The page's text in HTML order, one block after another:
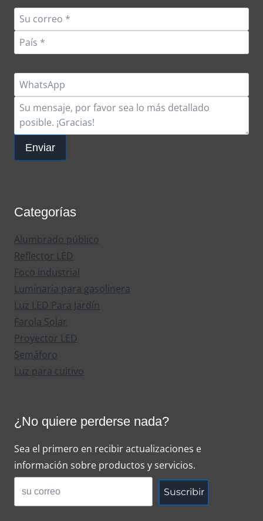
Enviar
Categorías
Alumbrado público
Reflector LED
Foco industrial
Luminaria para gasolinera
Luz LED Para Jardín
Farola Solar
Proyector LED
Semáforo
Luz para cultivo
¿No quiere perderse nada?
Sea el primero en recibir actualizaciones e
información sobre productos y servicios.
Suscribir